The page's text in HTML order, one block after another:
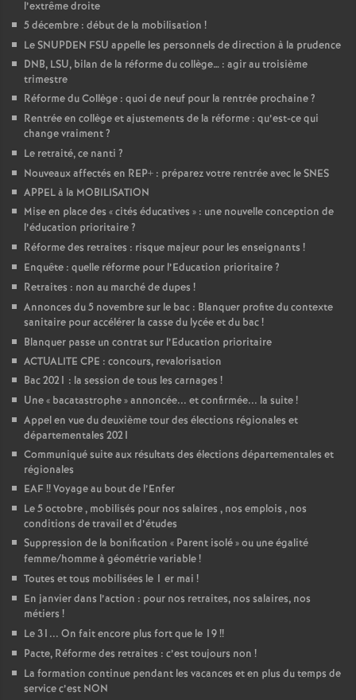
l’extrême droite
5 décembre : début de la mobilisation !
Le SNUPDEN FSU appelle les personnels de direction à la prudence
DNB, LSU, bilan de la réforme du collège… : agir au troisième
trimestre
Réforme du Collège : quoi de neuf pour la rentrée prochaine?
Rentrée en collège et ajustements de la réforme : qu’est-ce qui
change vraiment?
Le retraité, ce nanti ?
Nouveaux affectés en REP+ : préparez votre rentrée avec le SNES
APPEL à la MOBILISATION
Mise en place des «cités éducatives » : une nouvelle conception de
l’éducation prioritaire?
Réforme des retraites : risque majeur pour les enseignants !
Enquête : quelle réforme pour l’Education prioritaire?
Retraites : non au marché de dupes !
Annonces du 5 novembre sur le bac : Blanquer profite du contexte
sanitaire pour accélérer la casse du lycée et du bac!
Blanquer passe un contrat sur l’Education prioritaire
ACTUALITE CPE : concours, revalorisation
Bac 2021 : la session de tous les carnages !
Une « bacatastrophe» annoncée... et confirmée... la suite!
Appel en vue du deuxième tour des élections régionales et
départementales 2021
Communiqué suite aux résultats des élections départementales et
régionales
EAF!! Voyage au bout de l’Enfer
Le 5 octobre , mobilisés pour nos salaires , nos emplois , nos
conditions de travail et d’études
Suppression de la bonification « Parent isolé» ou une égalité
femme/homme à géométrie variable!
Toutes et tous mobilisées le 1 er mai !
En janvier dans l’action : pour nos retraites, nos salaires, nos
métiers !
Le 31... On fait encore plus fort que le 19!!
Pacte, Réforme des retraites : c’est toujours non !
La formation continue pendant les vacances et en plus du temps de
service c’est NON